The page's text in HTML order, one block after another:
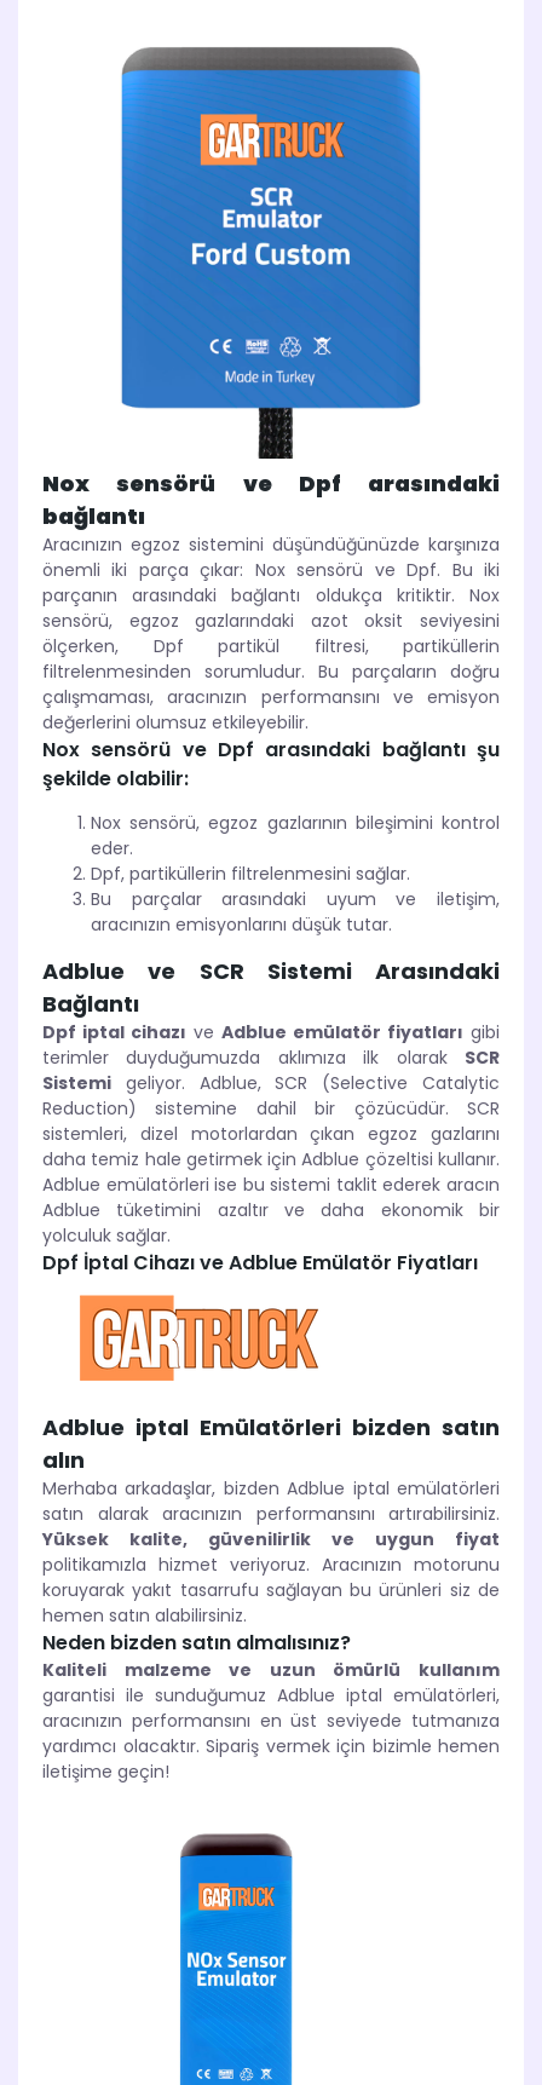
Nox sensörü ve Dpf arasındaki
bağlantı
Aracınızın egzoz sistemini düşündüğünüzde karşınıza
önemli iki parça çıkar: Nox sensörü ve Dpf. Bu iki
parçanın arasındaki bağlantı oldukça kritiktir. Nox
sensörü, egzoz gazlarındaki azot oksit seviyesini
ölçerken, Dpf partikül filtresi, partiküllerin
filtrelenmesinden sorumludur. Bu parçaların doğru
çalışmaması, aracınızın performansını ve emisyon
değerlerini olumsuz etkileyebilir.
Nox sensörü ve Dpf arasındaki bağlantı şu
şekilde olabilir:
Nox sensörü, egzoz gazlarının bileşimini kontrol
eder.
Dpf, partiküllerin filtrelenmesini sağlar.
Bu parçalar arasındaki uyum ve iletişim,
aracınızın emisyonlarını düşük tutar.
Adblue ve SCR Sistemi Arasındaki
Bağlantı
Dpf iptal cihazı ve Adblue emülatör fiyatları gibi
terimler duyduğumuzda aklımıza ilk olarak SCR
Sistemi geliyor. Adblue, SCR (Selective Catalytic
Reduction) sistemine dahil bir çözücüdür. SCR
sistemleri, dizel motorlardan çıkan egzoz gazlarını
daha temiz hale getirmek için Adblue çözeltisi kullanır.
Adblue emülatörleri ise bu sistemi taklit ederek aracın
Adblue tüketimini azaltır ve daha ekonomik bir
yolculuk sağlar.
Dpf İptal Cihazı ve Adblue Emülatör Fiyatları
Adblue iptal Emülatörleri bizden satın
alın
Merhaba arkadaşlar, bizden Adblue iptal emülatörleri
satın alarak aracınızın performansını artırabilirsiniz.
Yüksek kalite, güvenilirlik ve uygun fiyat
politikamızla hizmet veriyoruz. Aracınızın motorunu
koruyarak yakıt tasarrufu sağlayan bu ürünleri siz de
hemen satın alabilirsiniz.
Neden bizden satın almalısınız?
Kaliteli malzeme ve uzun ömürlü kullanım
garantisi ile sunduğumuz Adblue iptal emülatörleri,
aracınızın performansını en üst seviyede tutmanıza
yardımcı olacaktır. Sipariş vermek için bizimle hemen
iletişime geçin!